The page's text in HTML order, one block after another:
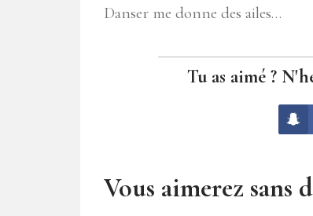
Danser me donne des ailes…
Tu as aimé ?
Vous aimerez sans